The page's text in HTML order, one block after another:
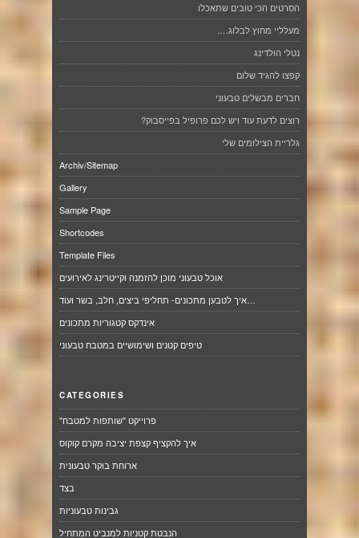
הסרטים הכי טובים שתאכלו
מעלליי מחוץ לבלוג….
נטלי הולדינג
קפצו להגיד שלום
חברים מבשלים טבעוני
רוצים לדעת עוד ויש לכם פרופיל בפייסבוק?
גלריית הצילומים שלי
Archiv/Sitemap
Gallery
Sample Page
Shortcodes
Template Files
אוכל טבעוני מוכן להזמנה וקייטרינג לאירועים
איך לטבען מתכונים- תחליפי ביצים, חלב, בשר ועוד…
אינדקס קטגוריות מתכונים
טיפים קטנים ושימושיים במטבח טבעוני
CATEGORIES
"פרוייקט "שותפות למטבח
איך להקציף קצפת יציבה מקרם קוקוס
ארוחת בוקר טבעונית
בצד
גבינות טבעוניות
הנבטת קטניות למנביט המתחיל